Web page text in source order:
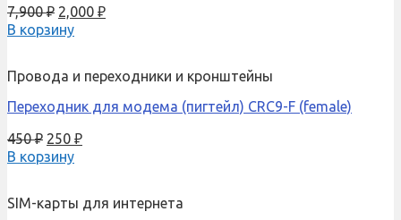
7,900₽ 2,000 ₽
В корзину
Провода и переходники и кронштейны
Переходник для модема (пигтейл) CRC9-F (female)
450₽ 250 ₽
В корзину
SIM-карты для интернета